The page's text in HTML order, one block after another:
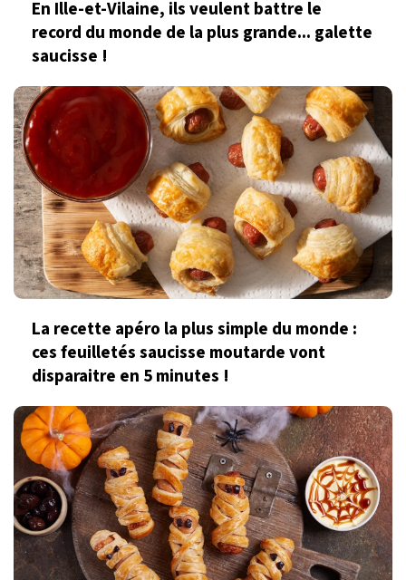
En Ille-et-Vilaine, ils veulent battre le
record du monde de la plus grande... galette
saucisse !
La recette apéro la plus simple du monde :
ces feuilletés saucisse moutarde vont
disparaitre en 5 minutes !